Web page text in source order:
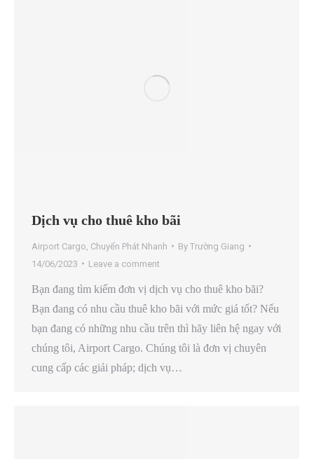
Dịch vụ cho thuê kho bãi
Airport Cargo Chuyển Phát Nhanh By Trường Giang
14/06/2023
Leave a comment
Bạn đang tìm kiếm đơn vị dịch vụ cho thuê kho bãi?
Bạn đang có nhu cầu thuê kho bãi với mức giá tốt? Nếu
bạn đang có những nhu cầu trên thì hãy liên hệ ngay với
chúng tôi, Airport Cargo. Chúng tôi là đơn vị chuyên
cung cấp các giải pháp; dịch vụ…